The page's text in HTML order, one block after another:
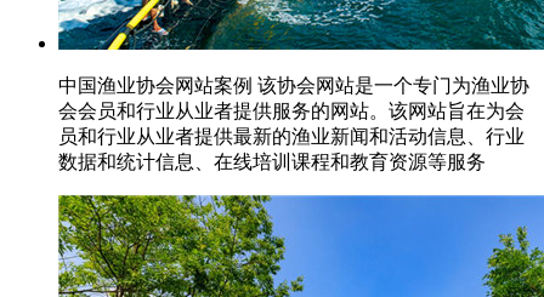
中国渔业协会网站案例 该协会网站是一个专门为渔业协
会会员和行业从业者提供服务的网站。该网站旨在为会
员和行业从业者提供最新的渔业新闻和活动信息、行业
数据和统计信息、在线培训课程和教育资源等服务